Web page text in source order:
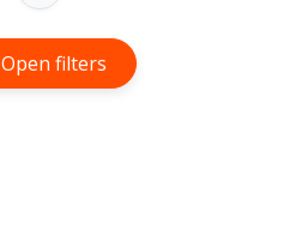
Open filters